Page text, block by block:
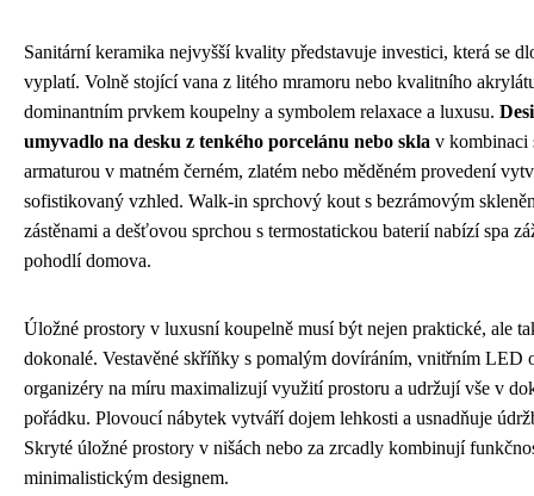
Sanitární keramika nejvyšší kvality představuje investici, která se
vyplatí. Volně stojící vana z litého mramoru nebo kvalitního
dominantním prvkem koupelny a symbolem relaxace a luxusu.
umyvadlo na desku z tenkého porcelánu nebo skla v kombinaci
armaturou v matném černém, zlatém nebo měděném provedení
sofistikovaný vzhled. Walk-in sprchový kout s bezrámovým
zástěnami a dešťovou sprchou s termostatickou baterií nabízí spa
pohodlí domova.
Úložné prostory v luxusní koupelně musí být nejen praktické, ale
dokonalé. Vestavěné skříňky s pomalým dovíráním, vnitřním LED
organizéry na míru maximalizují využití prostoru a udržují vše v
pořádku. Plovoucí nábytek vytváří dojem lehkosti a usnadňuje
Skryté úložné prostory v nišách nebo za zrcadly kombinují
minimalistickým designem.